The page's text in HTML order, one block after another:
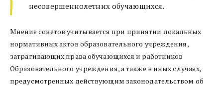
несовершеннолетних обучающихся.
Мнение советов учитывается при принятии локальных
нормативных актов образовательного учреждения,
затрагивающих права обучающихся и работников
Образовательного учреждения, а также в иных случаях,
предусмотренных действующим законодательством об